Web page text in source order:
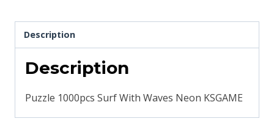
Description
Description
Puzzle 1000pcs Surf With Waves Neon KSGAME